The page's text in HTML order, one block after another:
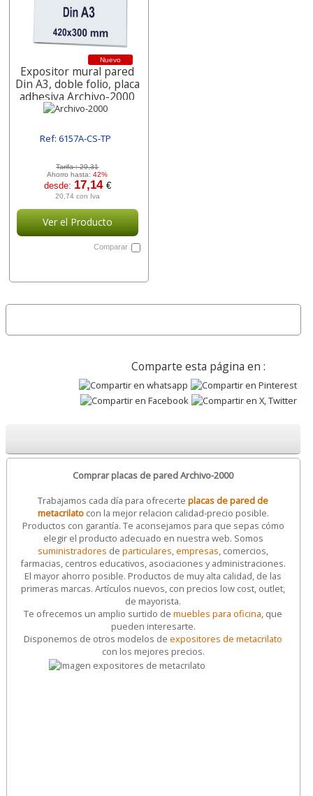
Nuevo
Expositor mural pared
Din A3, doble folio, placa
adhesiva Archivo-2000
Ref: 6157A-CS-TP
Tarifa :29,31
Ahorro hasta:42%
desde: 17,14 €
20,74 con Iva
Ver el Producto
Comparar
Comparte esta página en :
Comprar placas de pared Archivo-2000
Trabajamos cada día para ofrecerteplacas de pared de
metacrilatocon la mejor relacion calidad-precio posible.
Productos con garantía. Te aconsejamos para que sepas cómo
elegir el producto adecuado en nuestra web. Somos
suministradores departiculares,empresas, comercios,
farmacias, centros educativos, asociaciones y administraciones.
El mayor ahorro posible. Productos de muy alta calidad, de las
primeras marcas. Artículos nuevos, con precios low cost, outlet,
de mayorista.
Te ofrecemos un amplio surtido demuebles para oficina, que
pueden interesarte.
Disponemos de otros modelos deexpositores de metacrilato
con los mejores precios.